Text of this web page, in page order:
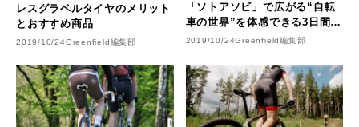
レスグラベルタイヤのメリット
とおすすめ商品
2019/10/24Greenfield編集部
「ソトアソビ」で広がる“自転
車の世界”を体感できる3日間！
CYCLE MODE international
2019/10/24Greenfield編集部